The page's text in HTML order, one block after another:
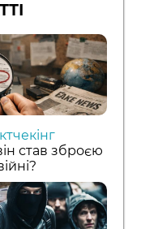
став зброєю